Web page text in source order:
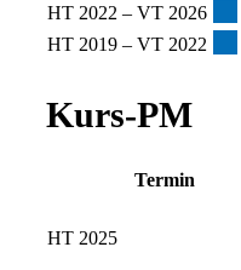
HT 2022 – VT 2026
HT 2019 – VT 2022
Kurs-PM
Termin
HT 2025